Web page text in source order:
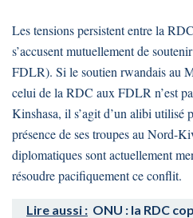
Les tensions persistent entre la
s’accusent mutuellement de
FDLR). Si le soutien rwandais au
celui de la RDC aux FDLR n’est
Kinshasa, il s’agit d’un alibi
présence de ses troupes au Nord-
diplomatiques sont actuellement
résoudre pacifiquement ce conflit.
Lire aussi : ONU : la RDC